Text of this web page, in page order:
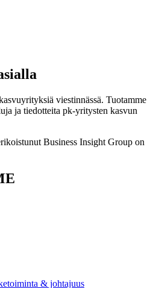
viestinnässä. Tuotamme
ja tiedotteita pk-yritysten kasvun
Business Insight Group on